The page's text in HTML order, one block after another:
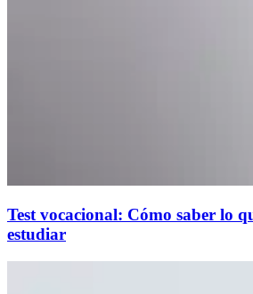
Test vocacional: Cómo saber lo
estudiar